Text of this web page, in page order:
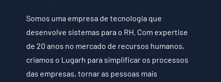
Somos uma empresa de tecnologia que
desenvolve sistemas para o RH. Com expertise
de 20 anos no mercado de recursos humanos,
criamos o Lugarh para simplificar os processos
das empresas, tornar as pessoas mais